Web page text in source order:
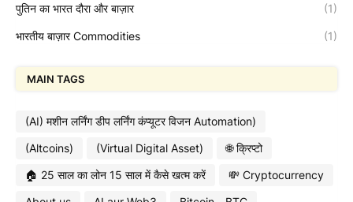
पुतिन का भारत दौरा और बाज़ार (1)
भारतीय बाज़ार Commodities (1)
MAIN TAGS
(AI) मशीन लर्निंग डीप लर्निंग कंप्यूटर विजन Automation)
(Altcoins)
(Virtual Digital Asset)
🌐 क्रिप्टो
🏠 25 साल का लोन 15 साल में कैसे खत्म करें
💸 Cryptocurrency